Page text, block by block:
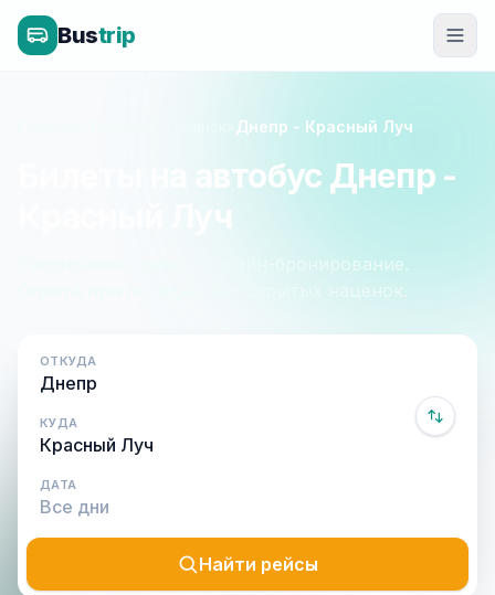
Bustrip
Днепр - Красный Луч
Билеты на автобус Днепр -
Красный Луч
Расписание, цены и онлайн-бронирование.
Оплата при посадке, без скрытых наценок.
ОТКУДА
КУДА
ДАТА
Найти рейсы